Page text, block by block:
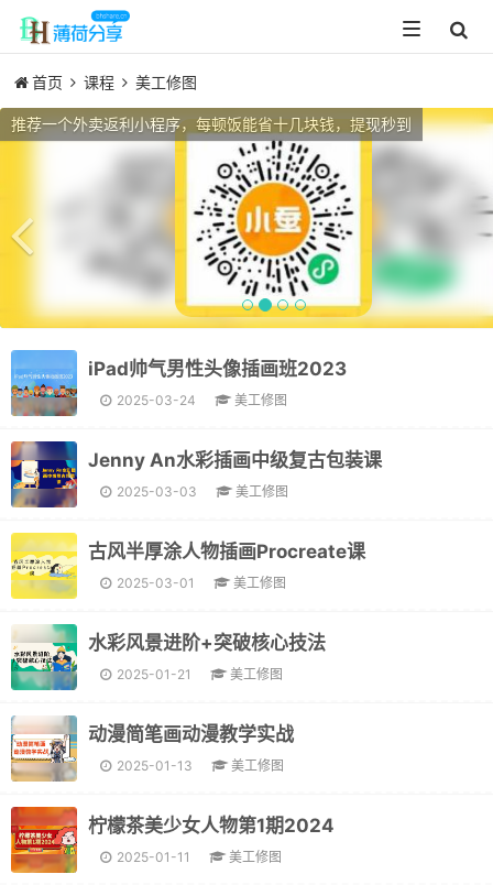
Toggle
navigation
首页 课程 美工修图
推荐一个外卖返利小程序，每顿饭能省十几块钱，提现秒到
Previous
iPad帅气男性头像插画班2023
2025-03-24 美工修图
Jenny An水彩插画中级复古包装课
2025-03-03 美工修图
古风半厚涂人物插画Procreate课
2025-03-01 美工修图
水彩风景进阶+突破核心技法
2025-01-21 美工修图
动漫简笔画动漫教学实战
2025-01-13 美工修图
柠檬茶美少女人物第1期2024
2025-01-11 美工修图